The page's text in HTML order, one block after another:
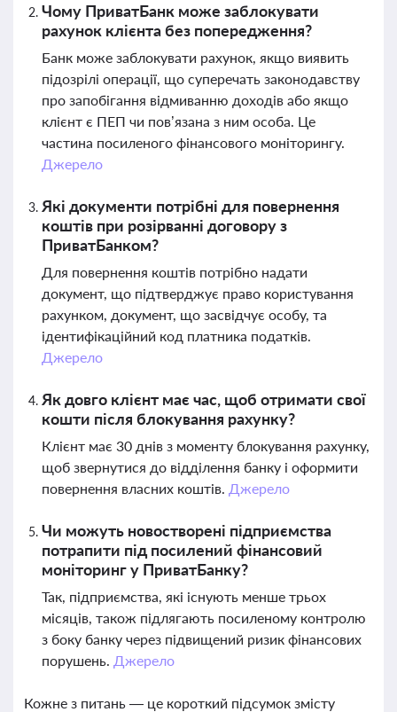
Чому ПриватБанк може заблокувати
рахунок клієнта без попередження?
Банк може заблокувати рахунок, якщо виявить
підозрілі операції, що суперечать законодавству
про запобігання відмиванню доходів або якщо
клієнт є ПЕП чи пов’язана з ним особа. Це
частина посиленого фінансового моніторингу.
Джерело
Які документи потрібні для повернення
коштів при розірванні договору з
ПриватБанком?
Для повернення коштів потрібно надати
документ, що підтверджує право користування
рахунком, документ, що засвідчує особу, та
ідентифікаційний код платника податків.
Джерело
Як довго клієнт має час, щоб отримати свої
кошти після блокування рахунку?
Клієнт має 30 днів з моменту блокування рахунку,
щоб звернутися до відділення банку і оформити
повернення власних коштів. Джерело
Чи можуть новостворені підприємства
потрапити під посилений фінансовий
моніторинг у ПриватБанку?
Так, підприємства, які існують менше трьох
місяців, також підлягають посиленому контролю
з боку банку через підвищений ризик фінансових
порушень. Джерело
Кожне з питань — це короткий підсумок змісту